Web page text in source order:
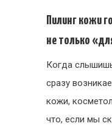
Пилинг кожи
не только
Когда
сразу
кожи,
что, если мы